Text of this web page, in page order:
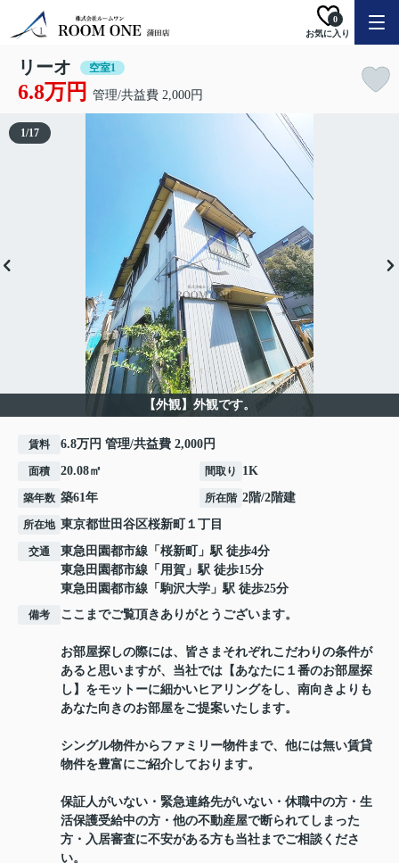
お気に入り
0
リーオ 空室1
6.8万円 管理/共益費 2,000円
【外観】外観です。
1/17
賃料 6.8万円 管理/共益費 2,000円
面積 20.08㎡ 間取り 1K
築年数 築61年 所在階 2階/2階建
所在地 東京都世田谷区桜新町 １丁目
交通 東急田園都市線 「 桜新町
」駅 徒歩4分
東急田園都市線 「 用賀 」駅 徒歩15分
東急田園都市線 「駒沢大学 」駅 徒歩25分
備考 ここまでご覧頂きありがとうございます。
お部屋探しの際には、皆さまそれぞれこだわりの条件が
あると思いますが、当社では【あなたに１番のお部屋探
し】をモットーに細かいヒアリングをし、南向きよりも
あなた向きのお部屋をご提案いたします。
シングル物件からファミリー物件まで、他には無い賃貸
物件を豊富にご紹介しております。
保証人がいない・緊急連絡先がいない・休職中の方・生
活保護受給中の方・他の不動産屋で断られてしまった
方・入居審査に不安がある方も当社までご相談くださ
い。